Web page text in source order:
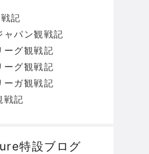
記
ャパン観戦記
ーグ観戦記
ーグ観戦記
ーガ観戦記
戦記
特設ブログ